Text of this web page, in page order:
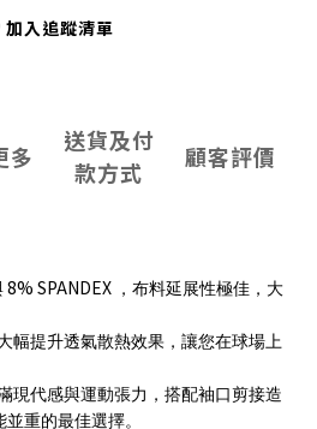
加入追蹤清單
多
送貨及付
款方式
顧客評價
8% SPANDEX ，布料延展性極佳，大
幅提升透氣散熱效果，讓您在球場上
現代感與運動張力，搭配袖口剪接造
重的最佳選擇。